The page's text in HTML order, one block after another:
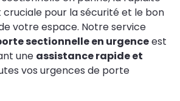
pour la sécurité et le bon
votre espace. Notre service
sectionnelle en urgenceest
une assistance rapide et
vos urgences de porte